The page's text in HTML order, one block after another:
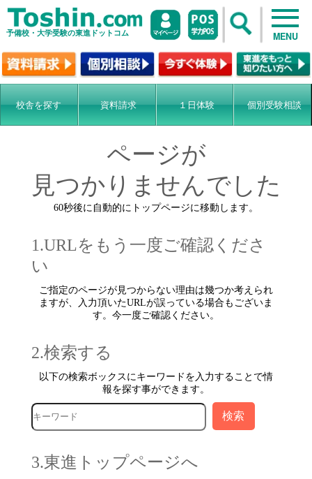
予備校・大学受験の東進ドットコム MENU
校舎を探す 資料請求 １日体験 個別受験相談
ページが
見つかりませんでした
60秒後に自動的にトップページに移動します。
1.URLをもう一度ご確認くださ
い
ご指定のページが見つからない理由は幾つか考えられ
ますが、入力頂いたURLが誤っている場合もございま
す。今一度ご確認ください。
2.検索する
以下の検索ボックスにキーワードを入力することで情
報を探す事ができます。
3.東進トップページへ